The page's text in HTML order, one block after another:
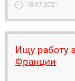
18.07.2021
Ищу работу
Франции